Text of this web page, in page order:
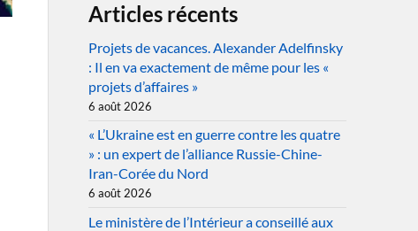
Articles récents
Projets de vacances. Alexander Adelfinsky
: Il en va exactement de même pour les «
projets d’affaires »
6 août 2026
« L’Ukraine est en guerre contre les quatre
» : un expert de l’alliance Russie-Chine-
Iran-Corée du Nord
6 août 2026
Le ministère de l’Intérieur a conseillé aux